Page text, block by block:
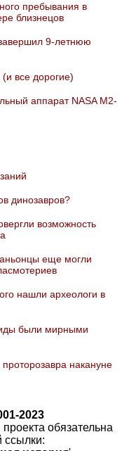
пребывания в
близнецов
9-летнюю
все дорогие)
аппарат NASA M2-
динозавров?
возможность
еще могли
нашли археологи в
были мирными
накануне
2023
обязательна
ссылки: